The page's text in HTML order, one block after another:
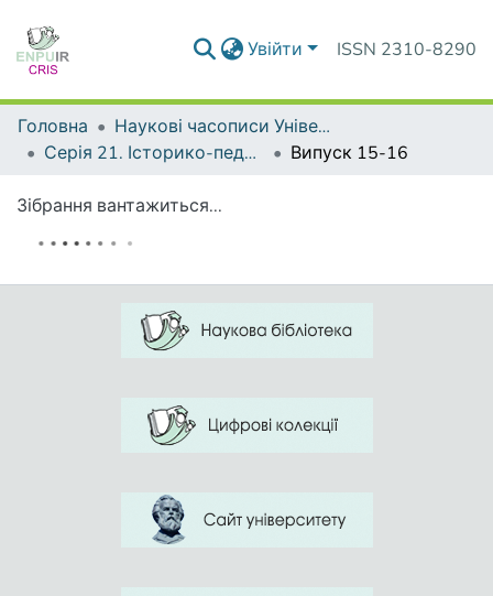
Увійти ISSN 2310-8290
Головна
Наукові часописи Університету
Серія 21. Історико-педагогічні студії
Випуск 15-16
Зібрання вантажиться...